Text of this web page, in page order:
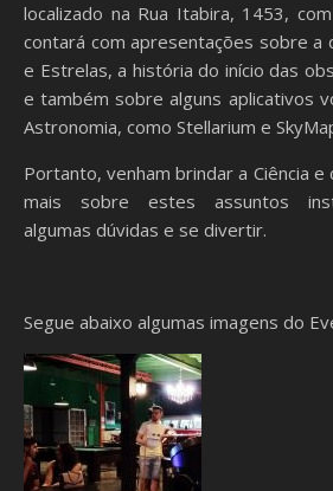
localizado na Rua Itabira, 1453,
contará com apresentações sobre a
e Estrelas, a história do início das
e também sobre alguns aplicativos
Astronomia, como Stellarium e
Portanto, venham brindar a Ciência e
mais sobre estes assuntos
algumas dúvidas e se divertir.
Segue abaixo algumas imagens do